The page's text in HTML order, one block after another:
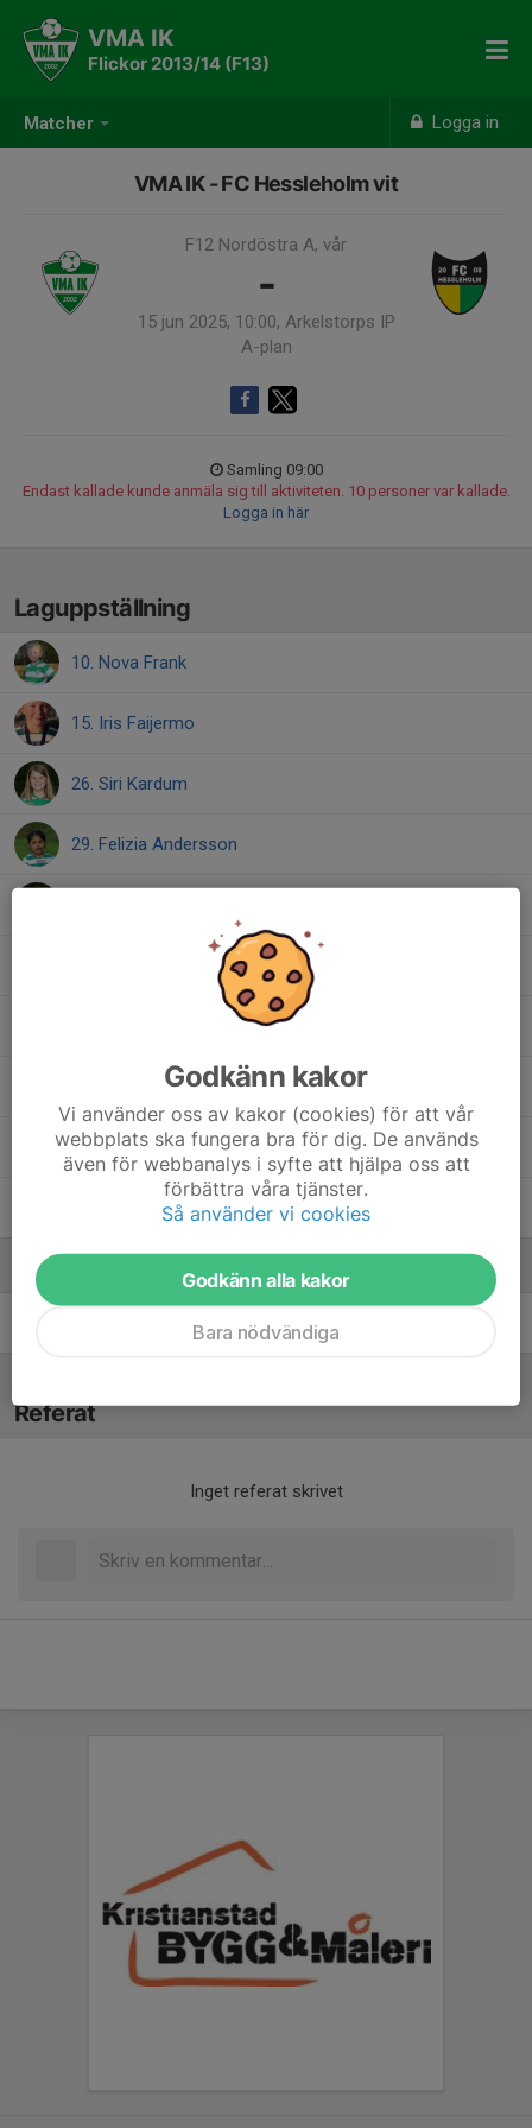
Matcher Logga in
VMA IK
Flickor 2013/14 (F13)
VMA IK - FC Hessleholm vit
F12 Nordöstra A, vår
-
15 jun 2025, 10:00, Arkelstorps IP
A-plan
Samling 09:00
Endast kallade kunde anmäla sig till aktiviteten. 10 personer var kallade.
Logga in här
Laguppställning
10. Nova Frank
15. Iris Faijermo
26. Siri Kardum
29. Felizia Andersson
32. Amanda Reffers
50. Vilma Kardum
66. Julia Holmelin
67. Tillie Holmquist
Ledare
Andreas Kardum Tränare
Referat
Inget referat skrivet
Godkänn kakor
Vi använder oss av kakor (cookies) för att vår
webbplats ska fungera bra för dig. De används
även för webbanalys i syfte att hjälpa oss att
förbättra våra tjänster.
Så använder vi cookies
Godkänn alla kakor
Bara nödvändiga